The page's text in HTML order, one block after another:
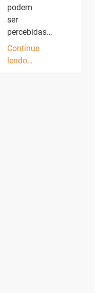
podem
ser
percebidas…
Continue
lendo…